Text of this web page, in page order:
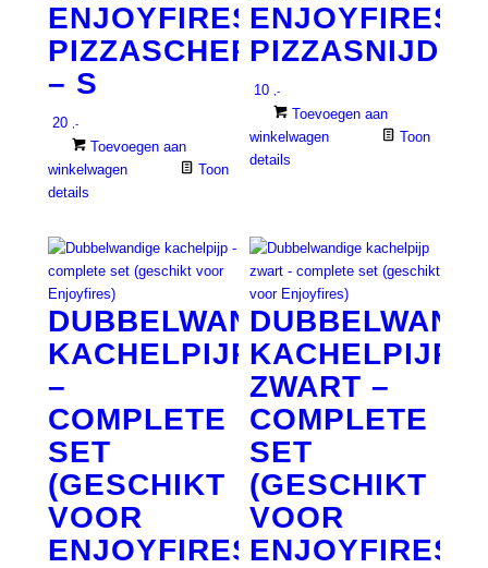
ENJOYFIRES
PIZZASCHEP
– S
20 ,-
Toevoegen aan
winkelwagen
Toon
details
ENJOYFIRES
PIZZASNIJDER
10 ,-
Toevoegen aan
winkelwagen
Toon
details
DUBBELWANDIGE
KACHELPIJP
–
COMPLETE
SET
(GESCHIKT
VOOR
ENJOYFIRES)
KACHELPIJP
ZWART –
COMPLETE
SET
(GESCHIKT
VOOR
ENJOYFIRES)